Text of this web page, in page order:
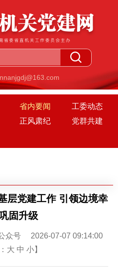
省内要闻
工委动态
正风肃纪
党群共建
层党建工作 引领边境幸
固升级
众号 2026-07-07 09:14:00
大 中 小】